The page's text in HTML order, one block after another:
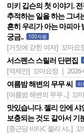
미키 깁슨의 첫 이야기.
추적하는 일을 하는 그녀
흔히 우리가 아는 마피아
궁금..
100자평
[거짓에 갇힌 여자] 꼬마요
서스펜스 스릴러 단편집
[역제안] 꼬마요정 | 2026-
여름밤 해변의 무무 씨 리
[여름밤 해변의 무무 ..] 꼬
맛있습니다. 젤리 안에
보충되는 것도 같아서 기
[종근당 비타C 젤리 샤..]